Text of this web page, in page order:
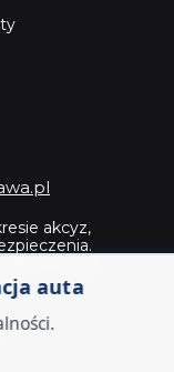
auta
akcyz,